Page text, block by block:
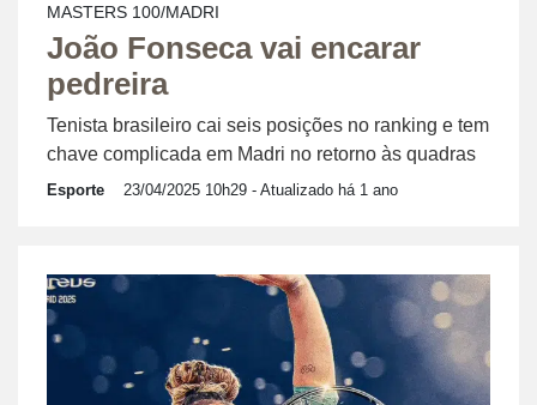
MASTERS 100/MADRI
João Fonseca vai encarar
pedreira
Tenista brasileiro cai seis posições no ranking e tem
chave complicada em Madri no retorno às quadras
Esporte 23/04/2025 10h29 - Atualizado há 1 ano